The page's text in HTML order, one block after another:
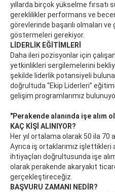
yıllarda birçok yükselme fırsatı
gereklilikler performans ve
görevlerinde başarılı olmaları
göstermeleri gerekiyor.
LİDERLİK EĞİTİMLERİ
Daha ileri pozisyonlar için
yetkinlikleri sergilemelerini
şekilde liderlik potansiyeli
doğrultuda “Ekip Liderleri”
gelişim programlarımız
"Perakende alanında işe alım
KAÇ KİŞİ ALINIYOR?
Her yıl ortalama olarak 50 ila 70
Ayrıca iş ortaklarımız işlettikleri
ihtiyaçları doğrultusunda işe alım
olarak perakende akaryakıt
gerçekleştireceğiz.
BAŞVURU ZAMANI NEDİR?